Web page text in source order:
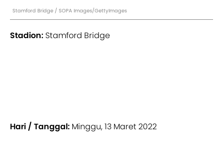
Stamford Bridge / SOPA Images/GettyImages
Stadion: Stamford Bridge
Hari / Tanggal: Minggu, 13 Maret 2022